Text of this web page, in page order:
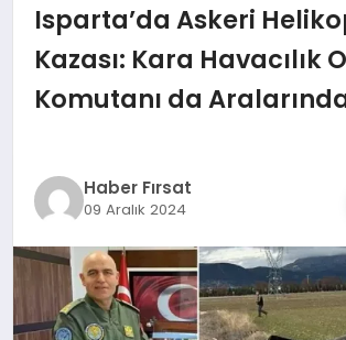
TEKNOLOJİ
SAĞLIK
MAGAZİN
EĞİTİM
DÜNYA
Isparta’da Askeri
Kazası: Kara Havacılık
Komutanı da
Haber Fırsat
09 Aralık 2024